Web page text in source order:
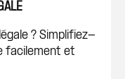
? Simplifiez-
facilement et